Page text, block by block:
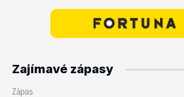
Zajímavé zápasy
Zápas